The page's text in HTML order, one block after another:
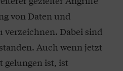
von Daten und
verzeichnen. Dabei sind
Auch wenn jetzt
gelungen ist, ist